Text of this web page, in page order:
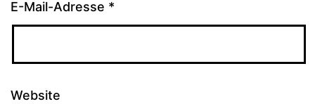
E-Mail-Adresse *
Website